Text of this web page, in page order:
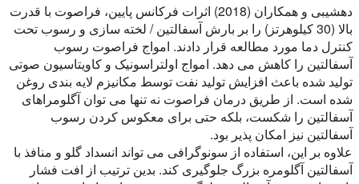
دهشیبی و همکاران (2018) اثرات فرکانس پایین، فراصوت با قدرت
بالا (30 کیلوهرتز) را بر بارش آسفالتین / لخته سازی و رسوب تحت
کنترل دما مورد مطالعه قرار دادند. امواج فراصوت رسوب
آسفالتین را کاهش می دهد. امواج اولتراسونیک و کاویتاسیون صوتی
تولید شده باعث افزایش تولید نفت توسط مکانیزم لایه بندی روغن
شده است. از طریق درمان فراصوت نه تنها می توان آگلومراهای
آسفالتین را شکست، بلکه حتی برای معکوس کردن رسوب
آسفالتین نیز امکان پذیر بود.
علاوه بر این، استفاده از سونوگرافی می تواند انسداد گلو و منافذ با
آسفالتین آگلومره بزرگ جلوگیری کند. بدین ترتیب از افت فشار